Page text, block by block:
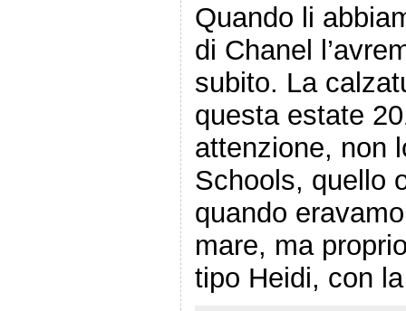
Quando li
di Chanel
subito. La
questa estate
attenzione, non
Schools, quello
quando
mare, ma
tipo Heidi, con